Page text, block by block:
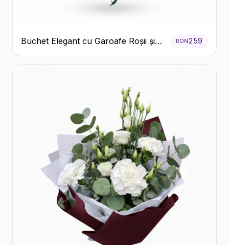
Buchet Elegant cu Garoafe Roșii și
Floarea Miresei
RON259